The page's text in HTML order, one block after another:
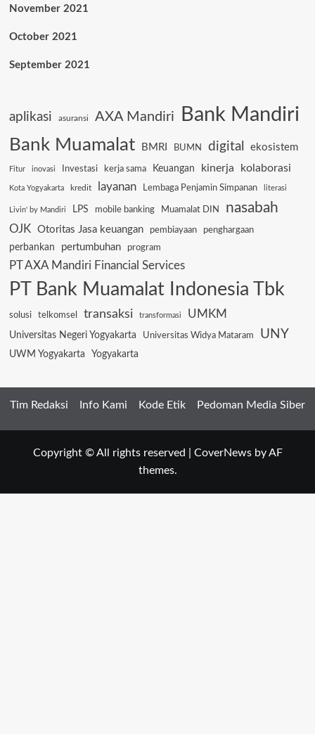
November 2021
October 2021
September 2021
aplikasi asuransi AXA Mandiri Bank Mandiri
Bank Muamalat BMRI BUMN digital ekosistem
Fitur inovasi Investasi kerja sama Keuangan kinerja kolaborasi
Kota Yogyakarta kredit layanan Lembaga Penjamin Simpanan literasi
Livin' by Mandiri LPS mobile banking Muamalat DIN nasabah
OJK Otoritas Jasa keuangan pembiayaan
penghargaan
perbankan
pertumbuhan program
PT AXA Mandiri Financial Services
PT Bank Muamalat Indonesia Tbk
solusi telkomsel transaksi transformasi UMKM
Universitas Negeri Yogyakarta Universitas Widya Mataram UNY
UWM Yogyakarta Yogyakarta
Tim Redaksi Info Kami Kode Etik Pedoman Media Siber
Copyright © All rights reserved CoverNewsby AF
themes.